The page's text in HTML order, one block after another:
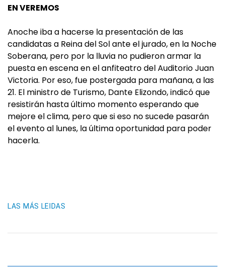
EN VEREMOS
Anoche iba a hacerse la presentación de las
candidatas a Reina del Sol ante el jurado, en la Noche
Soberana, pero por la lluvia no pudieron armar la
puesta en escena en el anfiteatro del Auditorio Juan
Victoria. Por eso, fue postergada para mañana, a las
21. El ministro de Turismo, Dante Elizondo, indicó que
resistirán hasta último momento esperando que
mejore el clima, pero que si eso no sucede pasarán
el evento al lunes, la última oportunidad para poder
hacerla.
LAS MÁS LEIDAS